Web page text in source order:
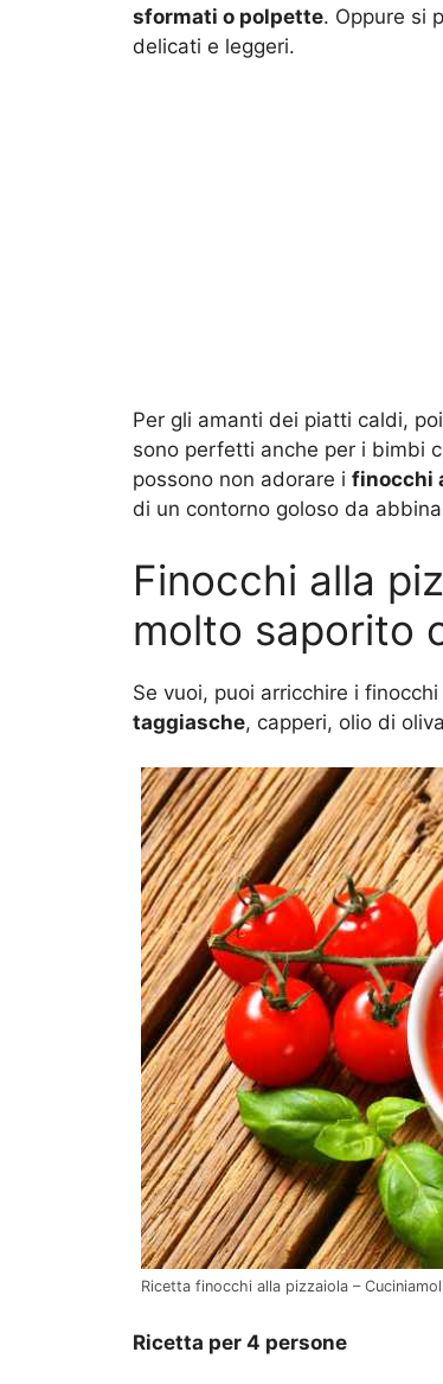
sformati o polpette. Oppure si
delicati e leggeri.
Per gli amanti dei piatti caldi,
sono perfetti anche per i bimbi
possono non adorare i finocchi
di un contorno goloso da
Finocchi alla
molto saporito
Se vuoi, puoi arricchire i
taggiasche, capperi, olio di
Ricetta finocchi alla pizzaiola –
Ricetta per 4 persone